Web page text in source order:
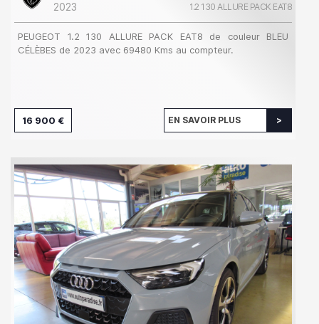
2023
1.2 130 ALLURE PACK EAT8
PEUGEOT 1.2 130 ALLURE PACK EAT8 de couleur BLEU
CÉLÈBES de 2023 avec 69480 Kms au compteur.
16 900 € EN SAVOIR PLUS